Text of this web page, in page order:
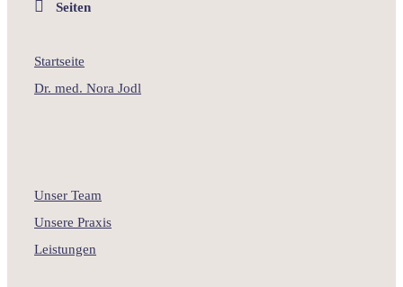
Seiten
Startseite
Dr. med. Nora Jodl
Unser Team
Unsere Praxis
Leistungen